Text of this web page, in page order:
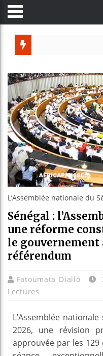
L’Assemblée nationale du
Sénégal :
une réforme
le gouvernement
référendum
Fatoumata Diallo
Lectures
L’Assemblée
2026, une révision
approuvée par les